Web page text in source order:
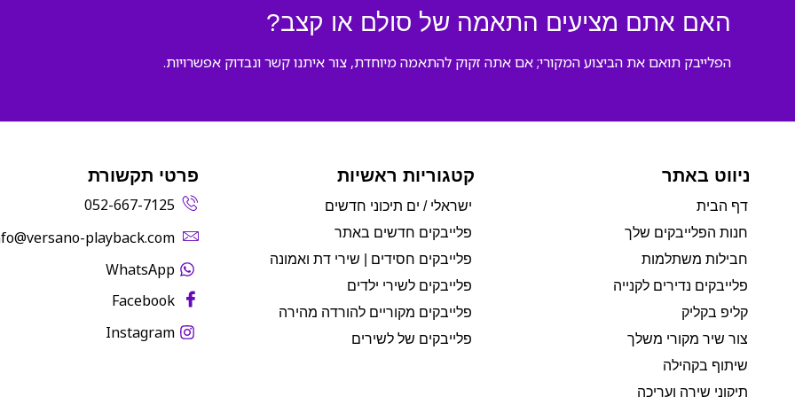
האם אתם מציעים התאמה של סולם או קצב?
הפלייבק תואם את הביצוע המקורי; אם אתה זקוק להתאמה מיוחדת, צור איתנו קשר ונבדוק אפשרויות.
ניווט באתר
דף הבית
חנות הפלייבקים שלך
חבילות משתלמות
פלייבקים נדירים לקנייה
קליפ בקליק
צור שיר מקורי משלך
שיתוף בקהילה
תיקוני שירה ועריכה
קטגוריות ראשיות
ישראלי / ים תיכוני חדשים
פלייבקים חדשים באתר
פלייבקים חסידים | שירי דת ואמונה
פלייבקים לשירי ילדים
פלייבקים מקוריים להורדה מהירה
פלייבקים של לשירים
פרטי תקשורת
052-667-7125
playback.com‬
WhatsApp
Facebook
Instagram